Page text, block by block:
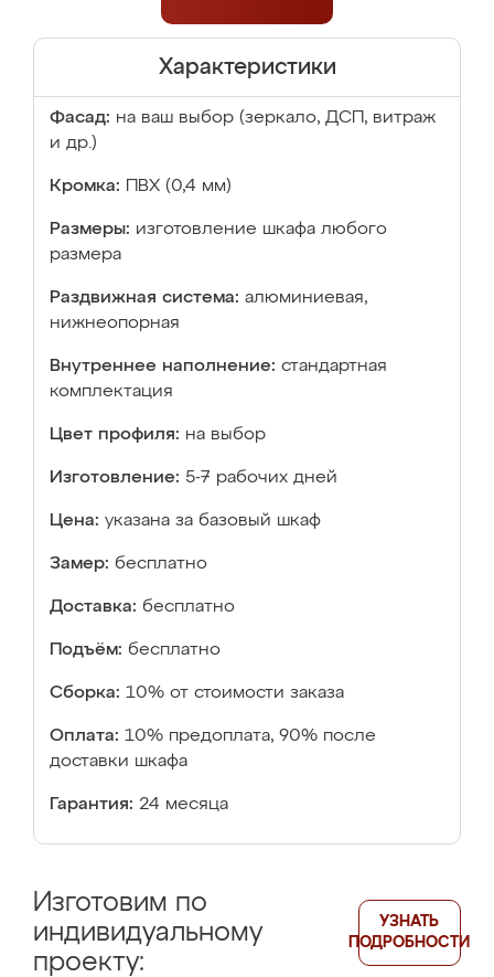
Характеристики
Фасад: на ваш выбор (зеркало, ДСП, витраж
и др.)
Кромка: ПВХ (0,4 мм)
Размеры: изготовление шкафа любого
размера
Раздвижная система: алюминиевая,
нижнеопорная
Внутреннее наполнение: стандартная
комплектация
Цвет профиля: на выбор
Изготовление: 5-7 рабочих дней
Цена: указана за базовый шкаф
Замер: бесплатно
Доставка: бесплатно
Подъём: бесплатно
Сборка: 10% от стоимости заказа
Оплата: 10% предоплата, 90% после
доставки шкафа
Гарантия: 24 месяца
Изготовим по
индивидуальному
проекту:
УЗНАТЬ
ПОДРОБНОСТИ